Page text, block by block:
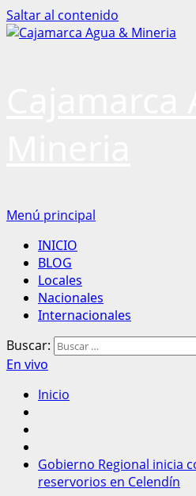
Saltar al contenido
Menú principal
INICIO
BLOG
Locales
Nacionales
Internacionales
Buscar:
En vivo
Inicio
Gobierno Regional inicia
reservorios en Celendín